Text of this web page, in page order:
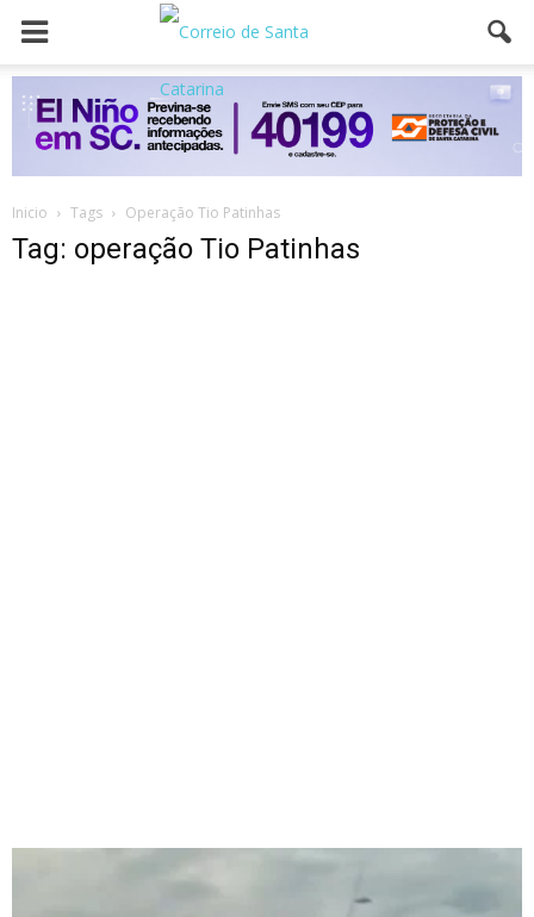
Inicio Tags Operação Tio Patinhas
Tag: operação Tio Patinhas